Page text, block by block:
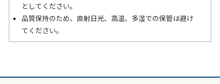
としてください。
品質保持のため、直射日光、高温、多湿での保管は避け
てください。